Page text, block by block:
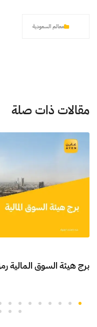
معالم السعودية
مقالات ذات صلة
برج هيئة السوق المالية